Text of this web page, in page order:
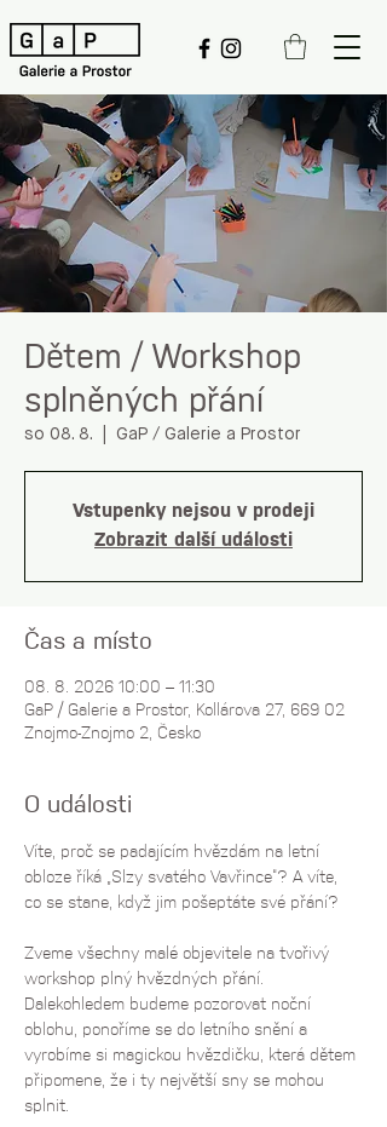
Dětem / Workshop
splněných přání
so 08. 8. GaP / Galerie a Prostor
Vstupenky nejsou v prodeji
Zobrazit další události
Čas a místo
08. 8. 2026 10:00 – 11:30
GaP / Galerie a Prostor, Kollárova 27, 669 02
Znojmo-Znojmo 2, Česko
O události
Víte, proč se padajícím hvězdám na letní
obloze říká „Slzy svatého Vavřince“? A víte,
co se stane, když jim pošeptáte své přání?
Zveme všechny malé objevitele na tvořivý
workshop plný hvězdných přání.
Dalekohledem budeme pozorovat noční
oblohu, ponoříme se do letního snění a
vyrobíme si magickou hvězdičku, která dětem
připomene, že i ty největší sny se mohou
splnit.